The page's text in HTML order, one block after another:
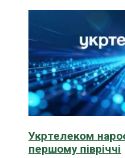
Укртелеком
першому півріччі